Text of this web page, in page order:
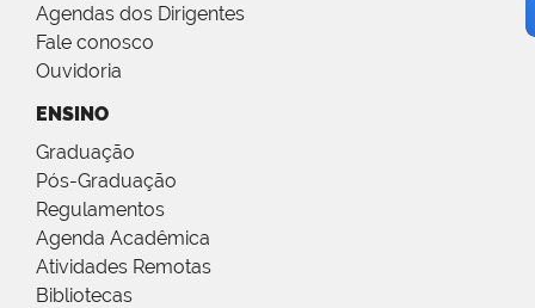
Agendas dos Dirigentes
Fale conosco
Ouvidoria
ENSINO
Graduação
Pós-Graduação
Regulamentos
Agenda Acadêmica
Atividades Remotas
Bibliotecas